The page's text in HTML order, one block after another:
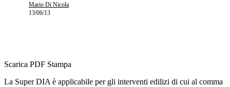
Mario Di Nicola
13/06/13
Scarica PDF Stampa
La Super DIA è applicabile per gli interventi edilizi di cui al comma